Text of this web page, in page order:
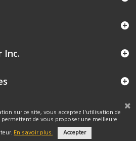
Inc.
sur ce site, vous acceptez l'utilisation de
de vous proposer une meilleure
En savoir plus. Accepter